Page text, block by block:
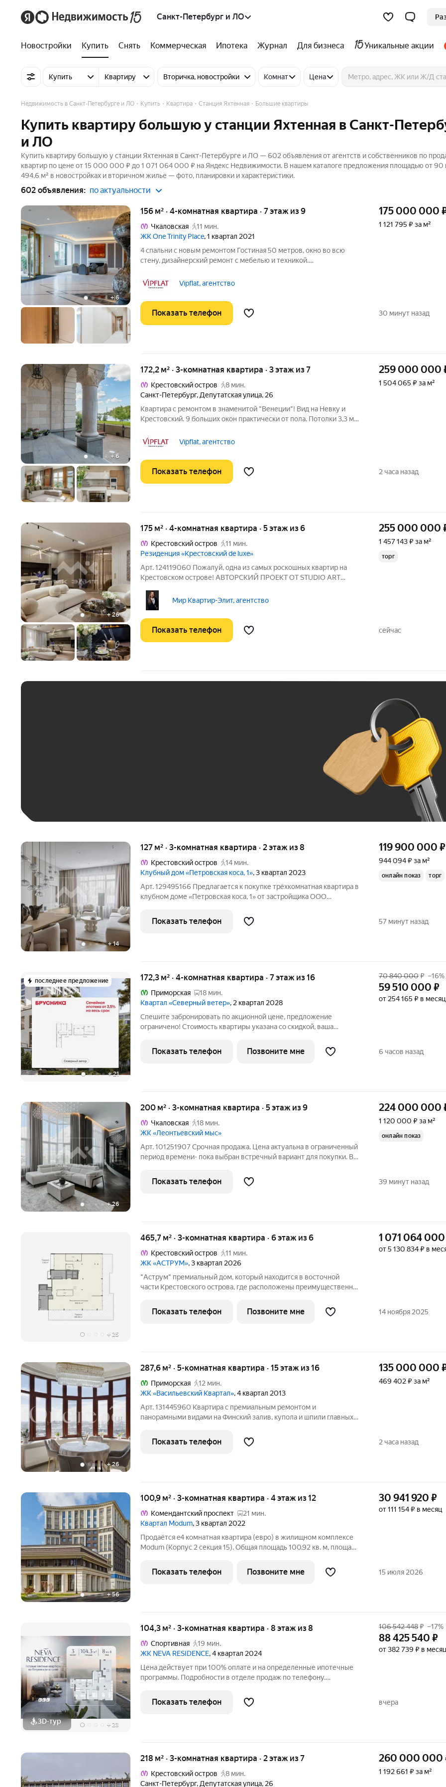
Санкт-Петербург и ЛО
Новостройки Купить Снять Коммерческая Ипотека Журнал Для бизнеса Уникальные акции
Купить Квартиру Вторичка, новостройки Комнат Цена
Недвижимость в Санкт-Петербурге и ЛО Купить Квартира Станция Яхтенная Большие квартиры
Купить квартиру большую у станции Яхтенная в Санкт-
и ЛО
Купить квартиру большую у станции Яхтенная в Санкт-Петербурге и ЛО — 602 объявления от агентств и собственников по
квартир по цене от 15 000 000 ₽ до 1 071 064 000 ₽ на Яндекс Недвижимости. В нашем каталоге предложения площадью от 90
494,6 м² в новостройках и вторичном жилье — фото, планировки и характеристики.
602 объявления: по актуальности
+ 6
156 м² · 4-комнатная квартира · 7 этаж из 9
Чкаловская
11 мин.
ЖК One Trinity Place, 1 квартал 2021
4 спальни с новым ремонтом Гостиная 50 метров, окно во всю
стену, дизайнерский ремонт с мебелью и техникой.
фото или огромную презентацию с 32 фото по Вашему запросу.
Напишите, позвоните,
Vipflat, агентство
175 000 000
1 121 795 ₽ за м²
Показать телефон 30 минут назад
+6
172,2 м² · 3-комнатная квартира · 3 этаж из 7
Крестовский остров
8 мин.
Санкт-Петербург, Депутатская улица, 26
Квартира с ремонтом в знаменитой "Венеции"! Вид на Невку и
Крестовский. 9 больших окон практически от пола. Потолки 3,3 м.
Kuppersbusch и Villeroy Boch. Посмотреть 20 фото или огромную
Vipflat, агентство
259 000 000
1 504 065 ₽ за м²
Показать телефон 2 часа назад
+26
175 м² · 4-комнатная квартира · 5 этаж из 6
Крестовский остров
11 мин.
Резиденция «Крестовский de luxe»
Арт. 124119060 Пожалуй, одна из самых роскошных квартир на
Крестовском острове! АВТОРСКИЙ ПРОЕКТ ОТ STUDIO ART
СПОРТИВНУЮ АРЕНУ В продаже эксклюзивная 4-комнатная
квартира 175 кв.м с полным дизайнерским
Мир Квартир-Элит, агентство
255 000 000
1 457 143 ₽ за м²
торг
Показать телефон сейчас
+14
127 м² · 3-комнатная квартира · 2 этаж из 8
Крестовский остров
14 мин.
Клубный дом «Петровская коса, 1», 3 квартал 2023
Арт. 129495166 Предлагается к покупке трёхкомнатная квартира в
клубном доме «Петровская коса, 1» от застройщика ООО
линии Петровского острова одной из самых статусных и
востребованных локаций
119 900 000 ₽
944 094 ₽ за м²
онлайн показ торг
Показать телефон 57 минут назад
последнее предложение
+21
172,3 м² · 4-комнатная квартира · 7 этаж из 16
Приморская
18 мин.
Квартал «Северный ветер», 2 квартал 2028
Спешите забронировать по акционной цене, предложение
ограничено! Стоимость квартиры указана со скидкой, ваша
обращайтесь в офис продаж, мы вам все подробно расскажем.
Продается четырехкомнатная
70 840 000₽ –16%
59 510 000 ₽
от 254 165 ₽ в месяц
Показать телефон Позвоните мне 6 часов назад
+26
200 м² · 3-комнатная квартира · 5 этаж из 9
Чкаловская
18 мин.
ЖК «Леонтьевский мыс»
Арт. 101251907 Срочная продажа. Цена актуальна в ограниченный
период времени- пока выбран встречный вариант для покупки. В
вас в собственную квартиру. Здесь панорамное остекление в пол
высотою
224 000 000
1 120 000 ₽ за м²
онлайн показ
Показать телефон 39 минут назад
+ 25
465,7 м² · 3-комнатная квартира · 6 этаж из 6
Крестовский остров
11 мин.
ЖК «АСТРУМ», 3 квартал 2026
"Аструм" премиальный дoм, который находится в восточной
части Крестовского острова, где расположены преимущественно
окружения. Дом построен по проекту архитектурного бюро DBA в
неоклассическом
1 071 064 000
от 5 130 834 ₽ в
Показать телефон Позвоните мне 14 ноября 2025
+26
287,6 м² · 5-комнатная квартира · 15 этаж из 16
Приморская
12 мин.
ЖК «Васильевский Квартал», 4 квартал 2013
Арт. 131445960 Квартира с премиальным ремонтом и
панорамными видами на Финский залив, купола и шпили главных
с насыщенной инфраструктурой и комфортной транспортной
доступностью. Планировка
135 000 000
469 402 ₽ за м²
Показать телефон 2 часа назад
+56
100,9 м² · 3-комнатная квартира · 4 этаж из 12
Комендантский проспект
21 мин.
Квартал Modum, 3 квартал 2022
Продаётся e4 комнатная квартира (евро) в жилищном комплексе
Modum (Корпус 2 секция 15). Общая площадь 100.92 кв. м, площадь
расположена на 4 этаже 12 этажного дома. Сдается с отделкой.
30 941 920 ₽
от 111 154 ₽ в месяц
Показать телефон Позвоните мне 15 июля 2026
3D-тур + 23
104,3 м² · 3-комнатная квартира · 8 этаж из 8
Спортивная
19 мин.
ЖК NEVA RESIDENCE, 4 квартал 2024
Цена действует при 100% оплате и на определенные ипотечные
программы. Подробности в отделе продаж по телефону.
этаже. Общая площадь составляет 104.30 кв. м. Квартира без
отделки. Жилой
106 542 448₽ –17%
88 425 540 ₽
от 382 739 ₽ в месяц
Показать телефон вчера
218 м² · 3-комнатная квартира · 2 этаж из 7
Крестовский остров
8 мин.
Санкт-Петербург, Депутатская улица, 26
260 000 000
1 192 661 ₽ за м²